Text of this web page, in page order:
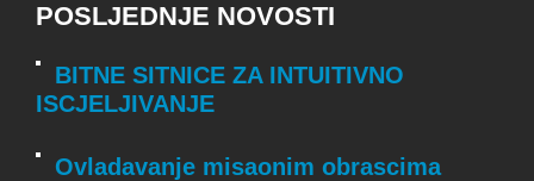
POSLJEDNJE NOVOSTI
BITNE SITNICE ZA INTUITIVNO
ISCJELJIVANJE
Ovladavanje misaonim obrascima